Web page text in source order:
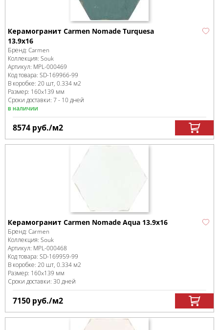
Керамогранит Carmen Nomade Turquesa
13.9х16
Бренд: Carmen
Коллекция: Souk
Артикул: MPL-000469
Код товара: SD-169966-99
В коробке: 20 шт, 0.334 м2
Размер: 160x139 мм
Сроки доставки: 7 - 10 дней
в наличии
8574 руб./м2
Керамогранит Carmen Nomade Aqua 13.9х16
Бренд: Carmen
Коллекция: Souk
Артикул: MPL-000468
Код товара: SD-169959-99
В коробке: 20 шт, 0.334 м2
Размер: 160x139 мм
Сроки доставки: 30 дней
7150 руб./м2